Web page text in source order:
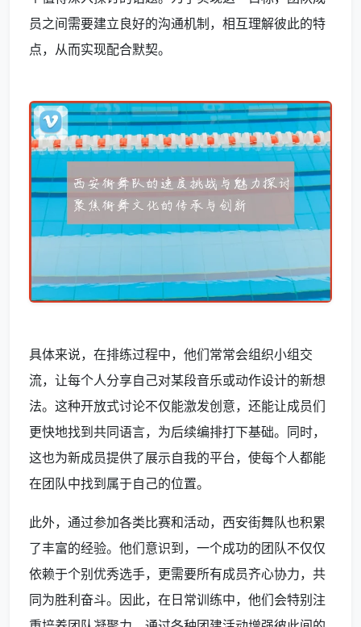
员之间需要建立良好的沟通机制，相互理解彼此的特
点，从而实现配合默契。
具体来说，在排练过程中，他们常常会组织小组交
流，让每个人分享自己对某段音乐或动作设计的新想
法。这种开放式讨论不仅能激发创意，还能让成员们
更快地找到共同语言，为后续编排打下基础。同时，
这也为新成员提供了展示自我的平台，使每个人都能
在团队中找到属于自己的位置。
此外，通过参加各类比赛和活动，西安街舞队也积累
了丰富的经验。他们意识到，一个成功的团队不仅仅
依赖于个别优秀选手，更需要所有成员齐心协力，共
同为胜利奋斗。因此，在日常训练中，他们会特别注